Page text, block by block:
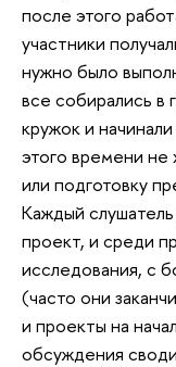
после этого
участники
нужно было
все собирались в
кружок и
этого времени не
или подготовку
Каждый
проект, и среди
исследования, с
(часто они
и проекты на
обсуждения